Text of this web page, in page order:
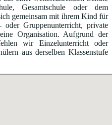
Gesamtschule oder dem
gemeinsam mit ihrem Kind für
Gruppenunterricht, private
Organisation. Aufgrund der
wir Einzelunterricht oder
aus derselben Klassenstufe